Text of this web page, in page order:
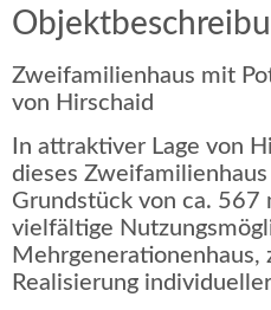
Zweifamilienhaus mit
von Hirschaid
In attraktiver Lage von
dieses
Grundstück von ca. 567
vielfältige
Mehrgenerationenhaus,
Realisierung